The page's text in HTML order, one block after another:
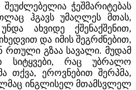
ჭეშმარიტებას
ჰგავს უმაღლეს მთას,
ახვიდე ქშენაქშენით,
და იმის შეგრძნებით,
რთული გზაა სავალი. მუდამ
სიტყვები, რაც უბრალო
თქვა, ეროვნებით შერპმა,
ინგლისელ მთამსვლელ